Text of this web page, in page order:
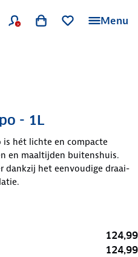
Menu
- 1L
is hét lichte en compacte
en maaltijden buitenshuis.
dankzij het eenvoudige draai-
124,99
124,99